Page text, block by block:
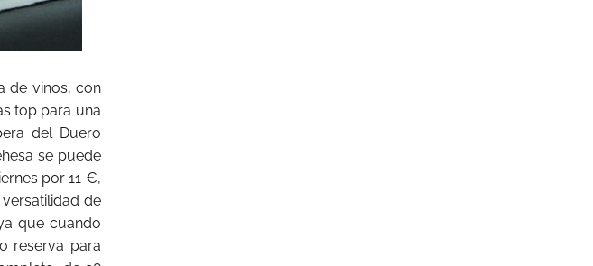
de vinos, con
top para una
del Duero
se puede
por 11 €,
de
que cuando
reserva para